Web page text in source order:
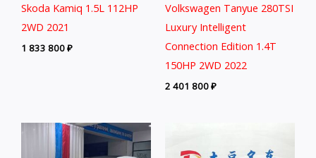
Skoda Kamiq 1.5L 112HP
2WD 2021
1 833 800₽
Volkswagen Tanyue 280TSI
Luxury Intelligent
Connection Edition 1.4T
150HP 2WD 2022
2 401 800₽